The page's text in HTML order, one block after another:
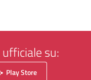
su:
Play Store